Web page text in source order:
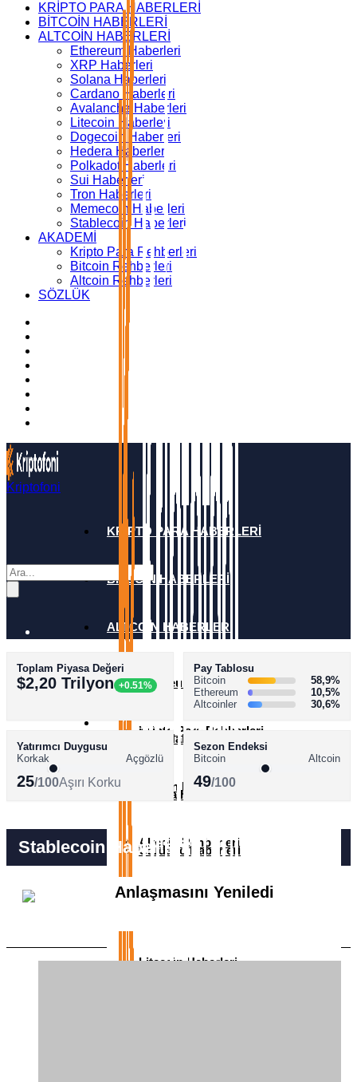
KRİPTO PARA HABERLERİ
BİTCOİN HABERLERİ
ALTCOİN HABERLERİ
Ethereum Haberleri
XRP Haberleri
Solana Haberleri
Cardano Haberleri
Avalanche Haberleri
Litecoin Haberleri
Dogecoin Haberleri
Hedera Haberleri
Polkadot Haberleri
Sui Haberleri
Tron Haberleri
Memecoin Haberleri
Stablecoin Haberleri
AKADEMİ
Kripto Para Rehberleri
Bitcoin Rehberleri
Altcoin Rehberleri
SÖZLÜK
Kriptofoni
KRİPTO PARA HABERLERİ
BİTCOİN HABERLERİ
ALTCOİN HABERLERİ
Ethereum Haberleri
XRP Haberleri
Solana Haberleri
Cardano Haberleri
Litecoin Haberleri
AKADEMİ
Kripto Para Rehberleri
Bitcoin Rehberleri
Altcoin Rehberleri
SÖZLÜK
Toplam Piyasa Değeri
$2,20 Trilyon +0.51%
Pay Tablosu
Bitcoin
58,9%
Ethereum
10,5%
Altcoinler
30,6%
Yatırımcı Duygusu
Korkak
Açgözlü
25/100Aşırı Korku
Sezon Endeksi
Bitcoin
Altcoin
49/100
Stablecoin Haberleri
Circle Coinbase ile USDC
Anlaşmasını Yeniledi